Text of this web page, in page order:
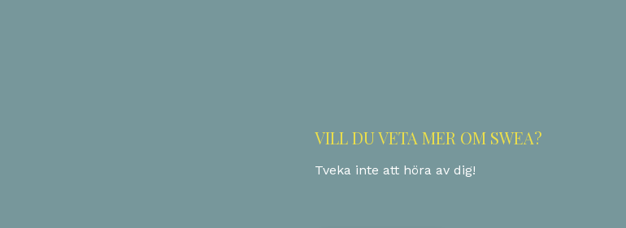
VILL DU VETA MER OM SWEA?
Tveka inte att höra av dig!